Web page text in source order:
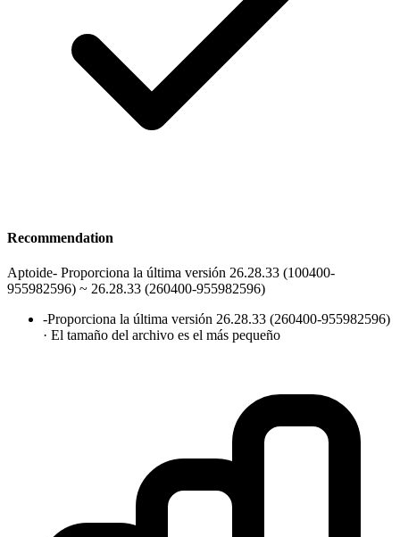
Recommendation
Aptoide- Proporciona la última versión 26.28.33 (100400-
955982596) ~ 26.28.33 (260400-955982596)
-Proporciona la última versión 26.28.33 (260400-955982596)
· El tamaño del archivo es el más pequeño